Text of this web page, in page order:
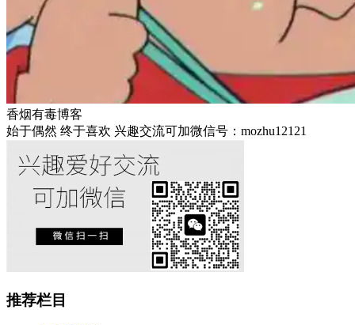
香烟有毒博客
始于偶然 终于喜欢 兴趣交流可加微信号：mozhu12121
推荐栏目